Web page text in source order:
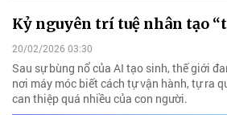
Kỷ nguyên trí tuệ nhân tạo
20/02/2026 03:30
Sau sự bùng nổ của AI tạo sinh, thế giới
nơi máy móc biết cách tự vận hành, tự ra
can thiệp quá nhiều của con người.